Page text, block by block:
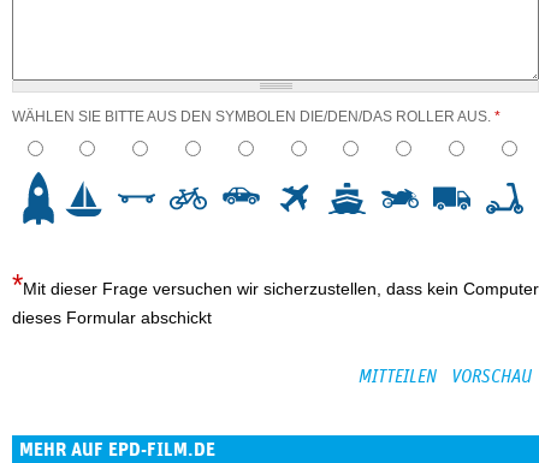
WÄHLEN SIE BITTE AUS DEN SYMBOLEN DIE/DEN/DAS ROLLER AUS. *
Mit dieser Frage versuchen wir sicherzustellen, dass kein Computer
dieses Formular abschickt
MEHR AUF EPD-FILM.DE